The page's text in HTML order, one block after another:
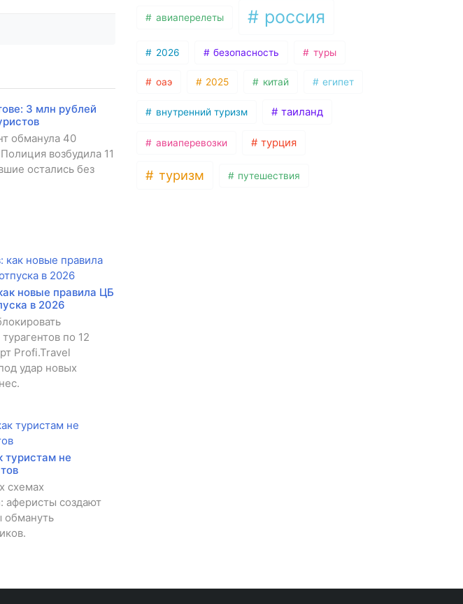
3 млн рублей
обманула 40
возбудила 11
остались без
новые правила ЦБ
в 2026
по 12
Profi.Travel
удар новых
туристам не
схемах
аферисты создают
обмануть
авиаперелеты россия
2026 безопасность туры
оаэ 2025 китай египет
внутренний туризм таиланд
авиаперевозки турция
туризм путешествия